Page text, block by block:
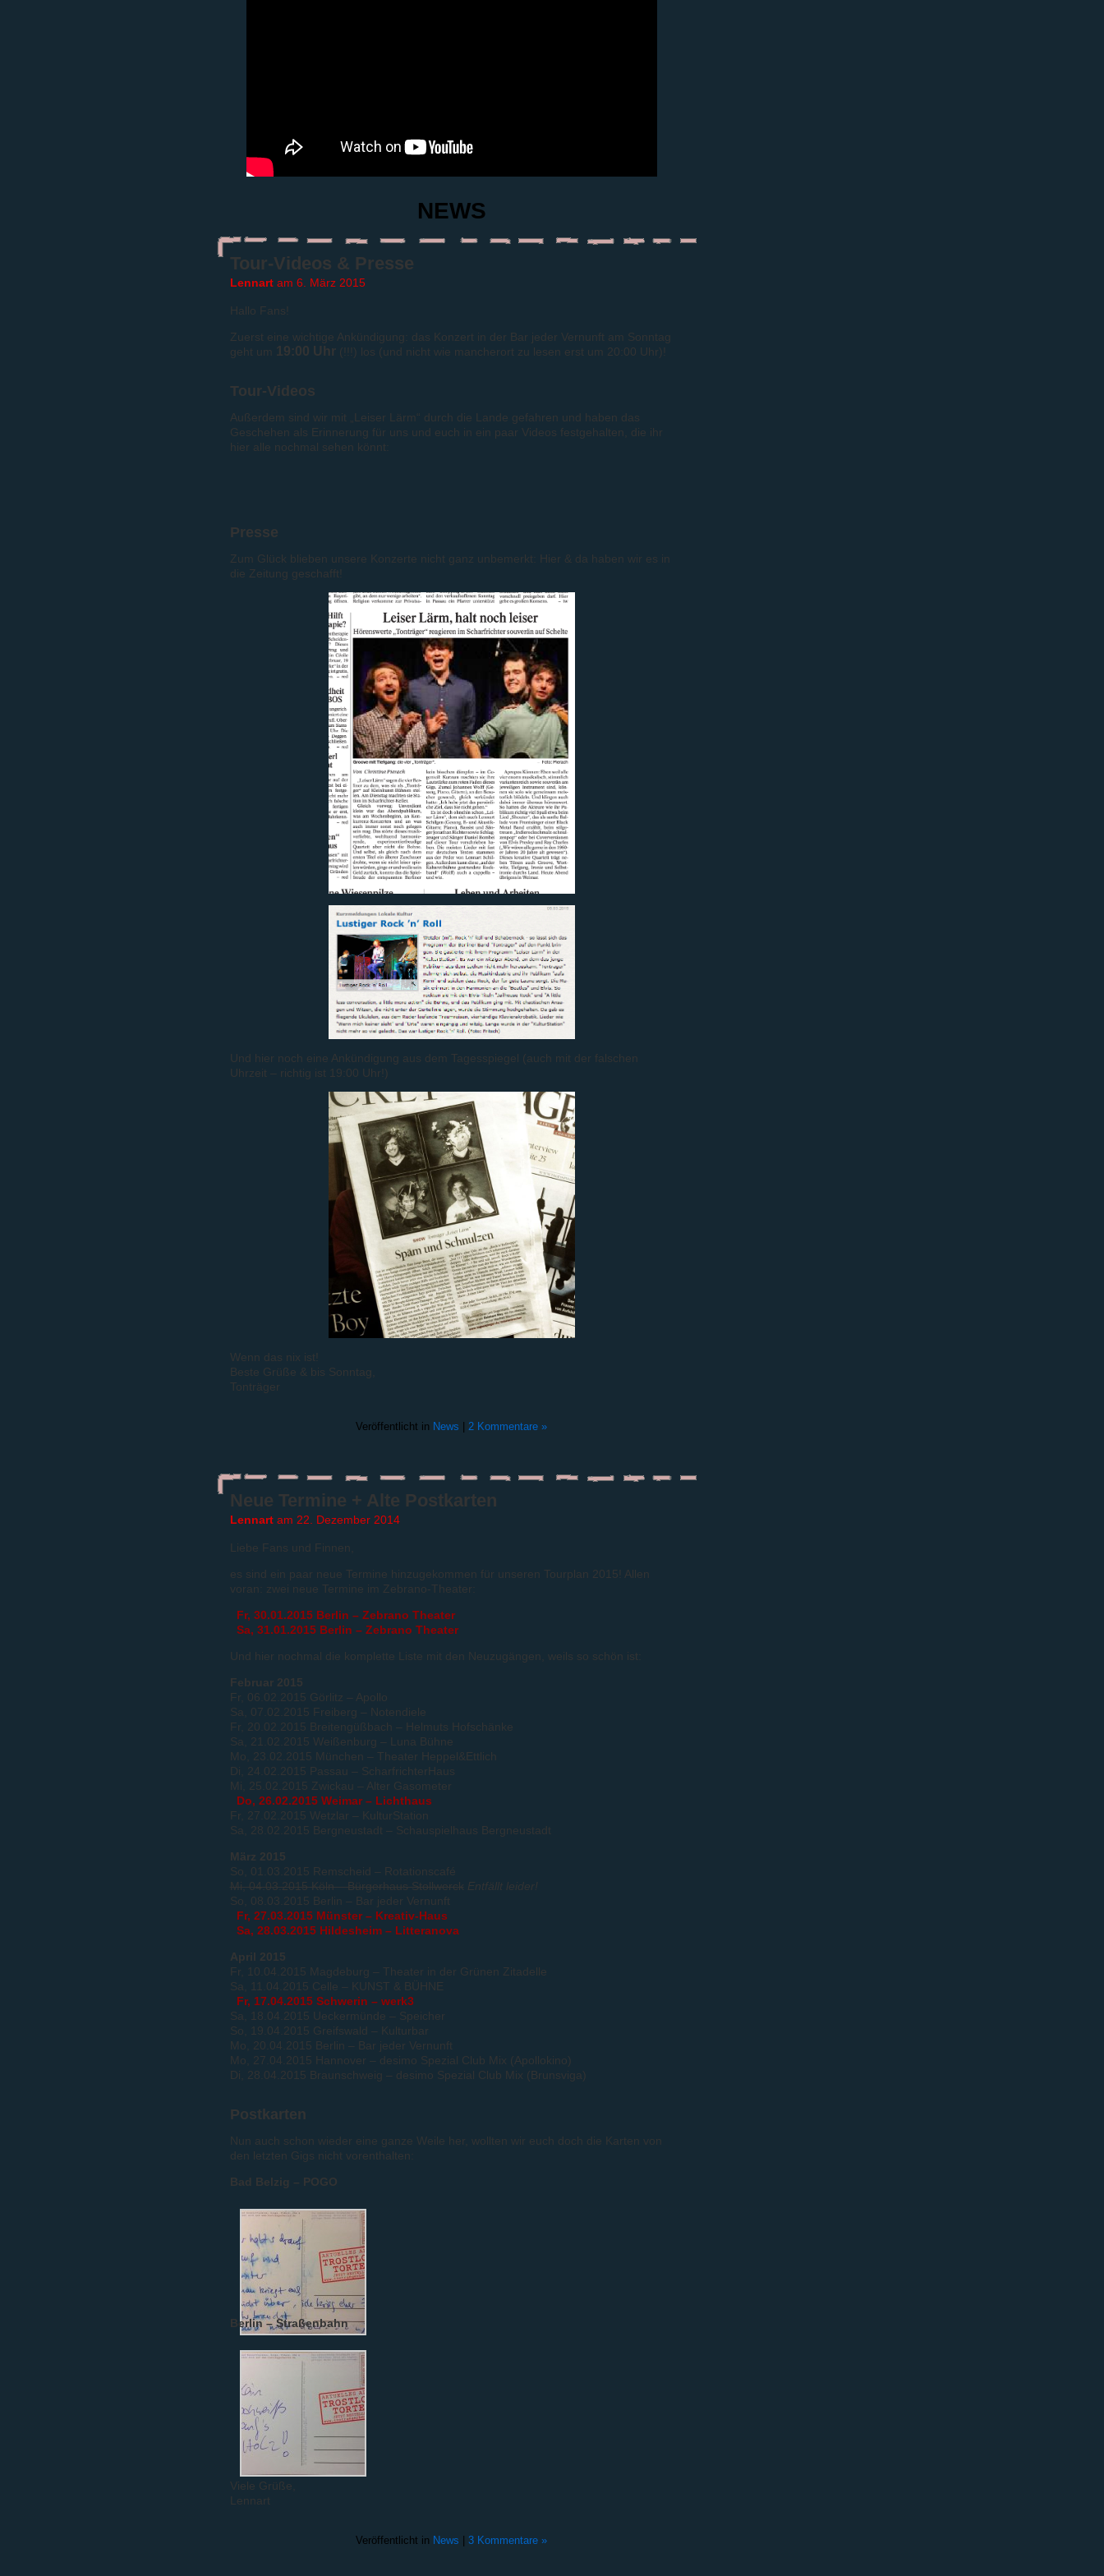
NEWS
Tour-Videos & Presse
Lennartam 6. März 2015
Hallo Fans!
Zuerst eine wichtige Ankündigung: das Konzert in der Bar jeder Vernunft am Sonntag
geht um 19:00 Uhr (!!!) los (und nicht wie mancherort zu lesen erst um 20:00 Uhr)!
Tour-Videos
Außerdem sind wir mit „Leiser Lärm“ durch die Lande gefahren und haben das
Geschehen als Erinnerung für uns und euch in ein paar Videos festgehalten, die ihr
hier alle nochmal sehen könnt:
Presse
Zum Glück blieben unsere Konzerte nicht ganz unbemerkt: Hier & da haben wir es in
die Zeitung geschafft!
Und hier noch eine Ankündigung aus dem Tagesspiegel (auch mit der falschen
Uhrzeit – richtig ist 19:00 Uhr!)
Wenn das nix ist!
Beste Grüße & bis Sonntag,
Tonträger
Veröffentlicht in News 2 Kommentare »
Neue Termine + Alte Postkarten
Lennartam 22. Dezember 2014
Liebe Fans und Finnen,
es sind ein paar neue Termine hinzugekommen für unseren Tourplan 2015! Allen
voran: zwei neue Termine im Zebrano-Theater:
Fr, 30.01.2015 Berlin – Zebrano Theater
Sa, 31.01.2015 Berlin – Zebrano Theater
Und hier nochmal die komplette Liste mit den Neuzugängen, weils so schön ist:
Februar 2015
Fr, 06.02.2015 Görlitz – Apollo
Sa, 07.02.2015 Freiberg – Notendiele
Fr, 20.02.2015 Breitengüßbach – Helmuts Hofschänke
Sa, 21.02.2015 Weißenburg – Luna Bühne
Mo, 23.02.2015 München – Theater Heppel&Ettlich
Di, 24.02.2015 Passau – ScharfrichterHaus
Mi, 25.02.2015 Zwickau – Alter Gasometer
Do, 26.02.2015 Weimar – Lichthaus
Fr, 27.02.2015 Wetzlar – KulturStation
Sa, 28.02.2015 Bergneustadt – Schauspielhaus Bergneustadt
März 2015
So, 01.03.2015 Remscheid – Rotationscafé
Mi, 04.03.2015 Köln – Bürgerhaus Stollwerck Entfällt leider!
So, 08.03.2015 Berlin – Bar jeder Vernunft
Fr, 27.03.2015 Münster – Kreativ-Haus
Sa, 28.03.2015 Hildesheim – Litteranova
April 2015
Fr, 10.04.2015 Magdeburg – Theater in der Grünen Zitadelle
Sa, 11.04.2015 Celle – KUNST & BÜHNE
Fr, 17.04.2015 Schwerin – werk3
Sa, 18.04.2015 Ueckermünde – Speicher
So, 19.04.2015 Greifswald – Kulturbar
Mo, 20.04.2015 Berlin – Bar jeder Vernunft
Mo, 27.04.2015 Hannover – desimo Spezial Club Mix (Apollokino)
Di, 28.04.2015 Braunschweig – desimo Spezial Club Mix (Brunsviga)
Postkarten
Nun auch schon wieder eine ganze Weile her, wollten wir euch doch die Karten von
den letzten Gigs nicht vorenthalten:
Bad Belzig – POGO
Berlin – Straßenbahn
Viele Grüße,
Lennart
Veröffentlicht in News 3 Kommentare »